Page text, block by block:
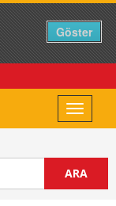
Toggle
ARA
Göster